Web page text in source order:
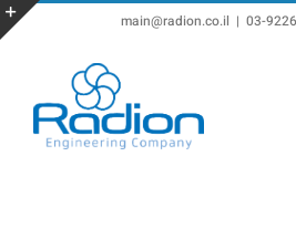
|
main@radion.co.il